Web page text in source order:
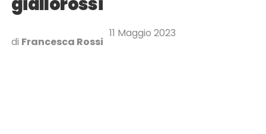
di Francesca Rossi
11 Maggio 2023